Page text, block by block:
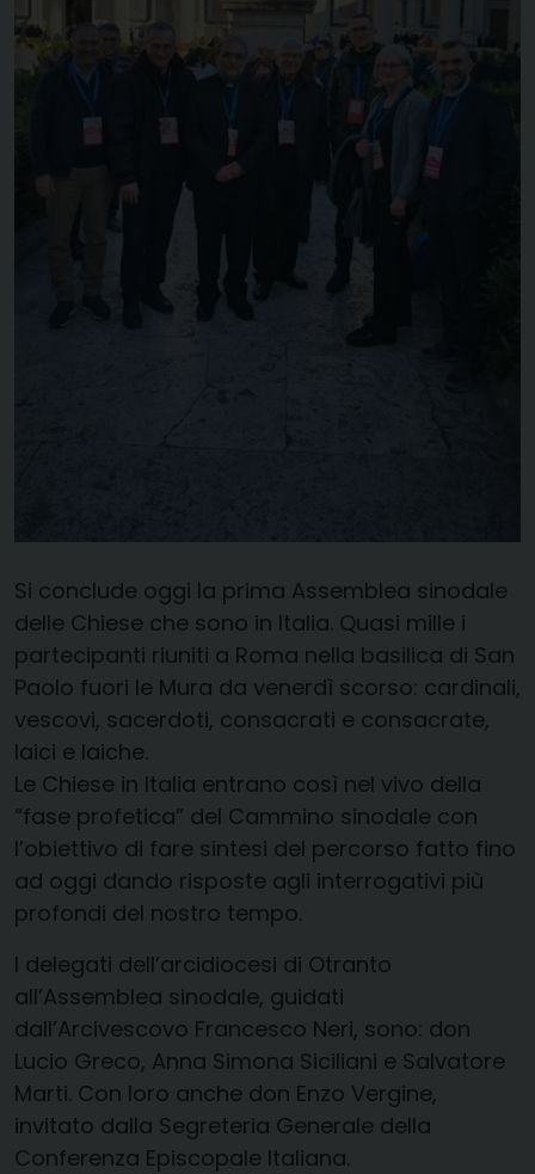
Si conclude oggi la prima Assemblea sinodale
delle Chiese che sono in Italia. Quasi mille i
partecipanti riuniti a Roma nella basilica di San
Paolo fuori le Mura da venerdì scorso: cardinali,
vescovi, sacerdoti, consacrati e consacrate,
laici e laiche.
Le Chiese in Italia entrano così nel vivo della
“fase profetica” del Cammino sinodale con
l’obiettivo di fare sintesi del percorso fatto fino
ad oggi dando risposte agli interrogativi più
profondi del nostro tempo.
I delegati dell’arcidiocesi di Otranto
all’Assemblea sinodale, guidati
dall’Arcivescovo Francesco Neri, sono: don
Lucio Greco, Anna Simona Siciliani e Salvatore
Marti. Con loro anche don Enzo Vergine,
invitato dalla Segreteria Generale della
Conferenza Episcopale Italiana.